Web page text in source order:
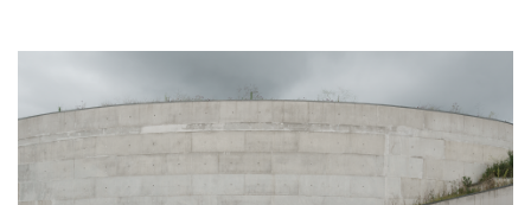
INTERIOR (86)
EXTERIOR (22)